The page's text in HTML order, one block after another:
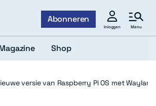
Abonneren
Inloggen Menu
Shop
versie van Raspberry Pi OS met